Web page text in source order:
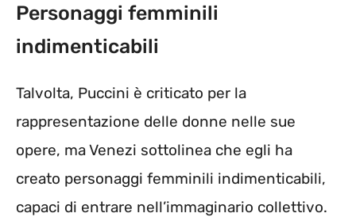
Personaggi femminili
indimenticabili
Talvolta, Puccini è criticato per la
rappresentazione delle donne nelle sue
opere, ma Venezi sottolinea che egli ha
creato personaggi femminili indimenticabili,
capaci di entrare nell’immaginario collettivo.